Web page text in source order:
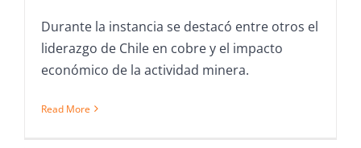
Durante la instancia se destacó entre otros el
liderazgo de Chile en cobre y el impacto
económico de la actividad minera.
Read More